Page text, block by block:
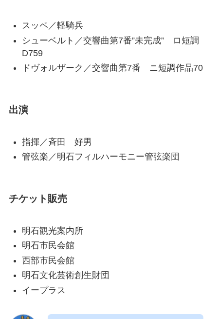
スッペ／軽騎兵
シューベルト／交響曲第7番”未完成” ロ短調
D759
ドヴォルザーク／交響曲第7番 ニ短調作品70
出演
指揮／斉田 好男
管弦楽／明石フィルハーモニー管弦楽団
チケット販売
明石観光案内所
明石市民会館
西部市民会館
明石文化芸術創生財団
イープラス